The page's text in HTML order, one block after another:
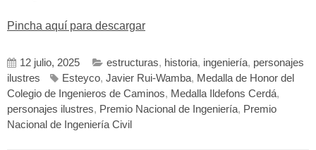
Pincha aquí para descargar
12 julio, 2025 estructuras, historia, ingeniería, personajes
ilustres
Esteyco, Javier Rui-Wamba, Medalla de Honor del
Colegio de Ingenieros de Caminos, Medalla Ildefons Cerdá,
personajes ilustres, Premio Nacional de Ingeniería, Premio
Nacional de Ingeniería Civil